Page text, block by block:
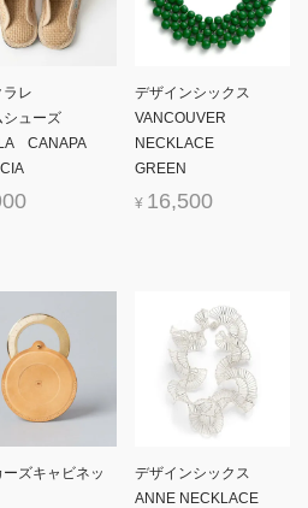
ラレ
シューズ
CANAPA
デザインシックス
VANCOUVER
NECKLACE
GREEN
¥ 16,500
ーズキャビネッ
デザインシックス
ANNE NECKLACE